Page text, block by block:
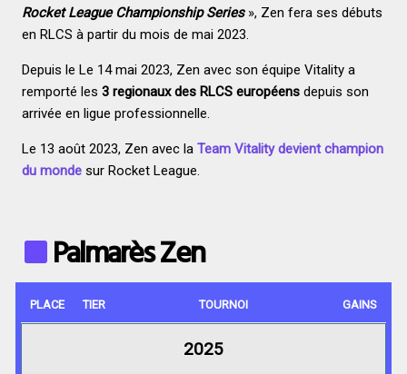
Rocket League Championship Series», Zen fera ses débuts
en RLCS à partir du mois de mai 2023.
Depuis le Le 14 mai 2023, Zen avec son équipe Vitality a
remporté les 3 regionaux des RLCS européensdepuis son
arrivée en ligue professionnelle.
Le 13 août 2023, Zen avec la Team Vitalitydevient champion
du mondesur Rocket League.
Palmarès Zen
PLACE TIER TOURNOI GAINS
2025